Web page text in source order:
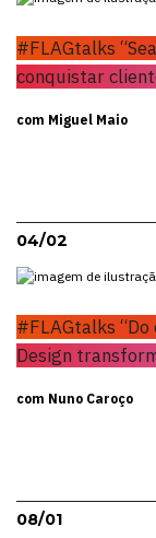
#FLAGtalks
conquistar
com Miguel Maio
04/02
#FLAGtalks
Design
com Nuno Caroço
08/01